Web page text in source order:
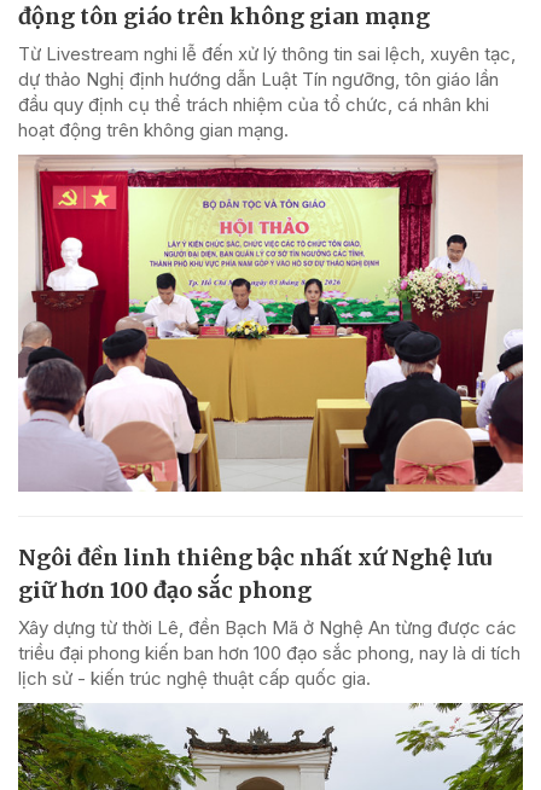
động tôn giáo trên không gian mạng
Từ Livestream nghi lễ đến xử lý thông tin sai lệch, xuyên tạc,
dự thảo Nghị định hướng dẫn Luật Tín ngưỡng, tôn giáo lần
đầu quy định cụ thể trách nhiệm của tổ chức, cá nhân khi
hoạt động trên không gian mạng.
Ngôi đền linh thiêng bậc nhất xứ Nghệ lưu
giữ hơn 100 đạo sắc phong
Xây dựng từ thời Lê, đền Bạch Mã ở Nghệ An từng được các
triều đại phong kiến ban hơn 100 đạo sắc phong, nay là di tích
lịch sử - kiến trúc nghệ thuật cấp quốc gia.